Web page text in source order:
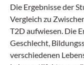
Die Ergebnisse der
Vergleich zu
T2D aufwiesen. Die
Geschlecht,
verschiedenen